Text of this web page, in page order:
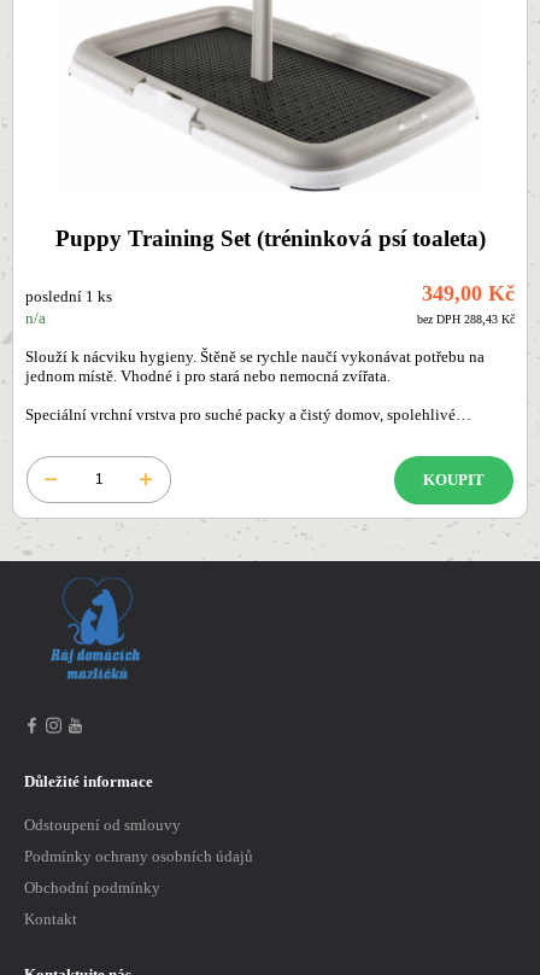
Puppy Training Set (tréninková psí toaleta)
poslední 1 ks
n/a
349,00 Kč
bez DPH 288,43 Kč
Slouží k nácviku hygieny. Štěně se rychle naučí vykonávat potřebu na
jednom místě. Vhodné i pro stará nebo nemocná zvířata.
Speciální vrchní vrstva pro suché packy a čistý domov, spolehlivé…
KOUPIT
Důležité informace
Odstoupení od smlouvy
Podmínky ochrany osobních údajů
Obchodní podmínky
Kontakt